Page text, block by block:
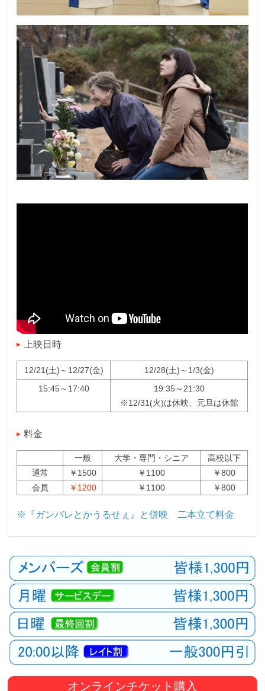
上映日時
12/21(土)～12/27(金)
12/28(土)～1/3(金)
15:45～17:40
19:35～21:30
※12/31(火)は休映、元旦は休館
料金
一般 大学・専門・シニア
高校以下
通常
￥1500 ￥1100
￥800
会員
￥1200 ￥1100 ￥800
※『ガンバレとかうるせぇ』と併映 二本立て料金
オンラインチケット購入